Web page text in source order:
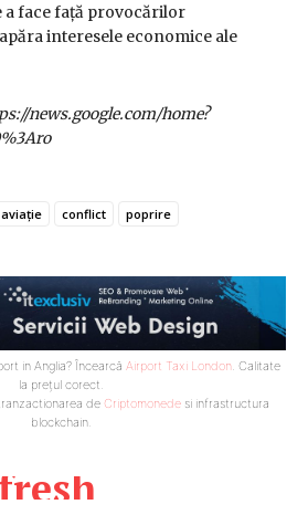
face față provocărilor
interesele economice ale
news.google.com/home?
aviație conflict poprire
in Anglia? Încearcă Airport Taxi London. Calitate
la prețul corect.
de Criptomonede si infrastructura
blockchain.